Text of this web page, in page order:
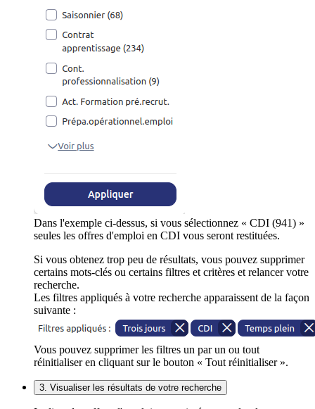
Dans l'exemple ci-dessus, si vous sélectionnez « CDI (941) »
seules les offres d'emploi en CDI vous seront restituées.
Si vous obtenez trop peu de résultats, vous pouvez supprimer
certains mots-clés ou certains filtres et critères et relancer votre
recherche.
Les filtres appliqués à votre recherche apparaissent de la façon
suivante :
Vous pouvez supprimer les filtres un par un ou tout
réinitialiser en cliquant sur le bouton « Tout réinitialiser ».
3. Visualiser les résultats de votre recherche